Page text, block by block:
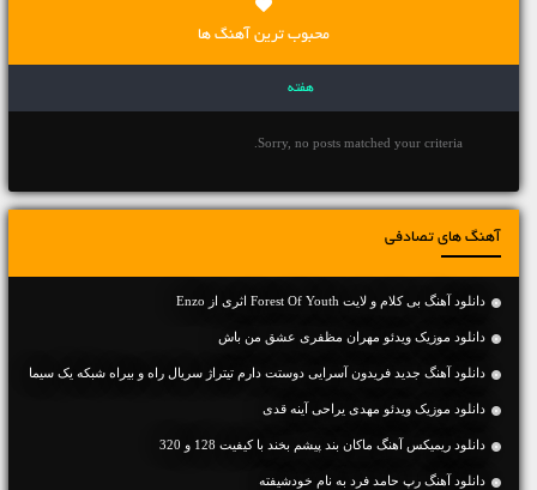
محبوب ترین آهنگ ها
هفته
Sorry, no posts matched your criteria.
آهنگ های تصادفی
دانلود آهنگ بی کلام و لایت Forest Of Youth اثری از Enzo
دانلود موزیک ویدئو مهران مظفری عشق من باش
دانلود آهنگ جدید فریدون آسرایی دوستت دارم تیتراژ سریال راه و بیراه شبکه یک سیما
دانلود موزیک ویدئو مهدی یراحی آینه قدی
دانلود ریمیکس آهنگ ماکان بند پیشم بخند با کیفیت 128 و 320
دانلود آهنگ رپ حامد فرد به نام خودشیفته